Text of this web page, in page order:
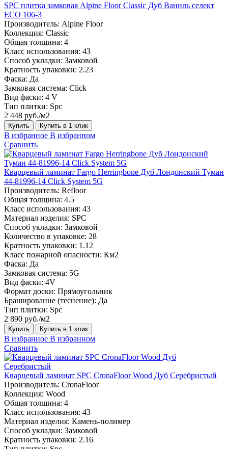
SPC плитка замковая Alpine Floor Classic Дуб Ваниль селект
ЕСО 106-3
Производитель: Alpine Floor
Коллекция: Classic
Общая толщина: 4
Класс использования: 43
Способ укладки: Замковой
Кратность упаковки: 2.23
Фаска: Да
Замковая система: Click
Вид фаски: 4 V
Тип плитки: Spc
2 448 руб./м2
Купить Купить в 1 клик
В избранное В избранном
Сравнить
Кварцевый ламинат Fargo Herringbone Дуб Лондонский Туман
44-81996-14 Click System 5G
Производитель: Refloor
Общая толщина: 4.5
Класс использования: 43
Материал изделия: SPC
Способ укладки: Замковой
Количество в упаковке: 28
Кратность упаковки: 1.12
Класс пожарной опасности: Км2
Фаска: Да
Замковая система: 5G
Вид фаски: 4V
Формат доски: Прямоугольник
Браширование (теснение): Да
Тип плитки: Spc
2 890 руб./м2
Купить Купить в 1 клик
В избранное В избранном
Сравнить
Кварцевый ламинат SPC CronaFloor Wood Дуб Серебристый
Производитель: CronaFloor
Коллекция: Wood
Общая толщина: 4
Класс использования: 43
Материал изделия: Камень-полимер
Способ укладки: Замковой
Кратность упаковки: 2.16